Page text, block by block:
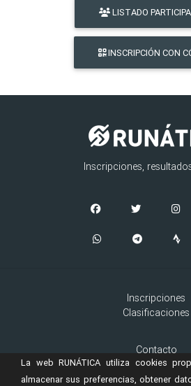
LISTADO
INSCRIPCIÓN CON
Inscripciones,
Inscripciones
Clasificaciones
Contacto
Aviso Legal
Cookies
La web RUNÁTICA utiliza cookies
almacenar sus preferencias, obtener